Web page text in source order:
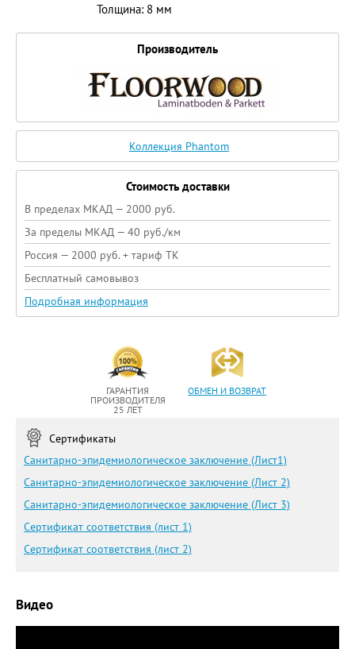
Толщина: 8 мм
Производитель
Коллекция Phantom
Стоимость доставки
В пределах МКАД — 2000 руб.
За пределы МКАД — 40 руб./км
Россия — 2000 руб. + тариф ТК
Бесплатный самовывоз
Подробная информация
ГАРАНТИЯ
ПРОИЗВОДИТЕЛЯ
25 ЛЕТ
ОБМЕН И ВОЗВРАТ
Сертификаты
Санитарно-эпидемиологическое заключение (Лист1)
Санитарно-эпидемиологическое заключение (Лист 2)
Санитарно-эпидемиологическое заключение (Лист 3)
Сертификат соответствия (лист 1)
Сертификат соответствия (лист 2)
Видео